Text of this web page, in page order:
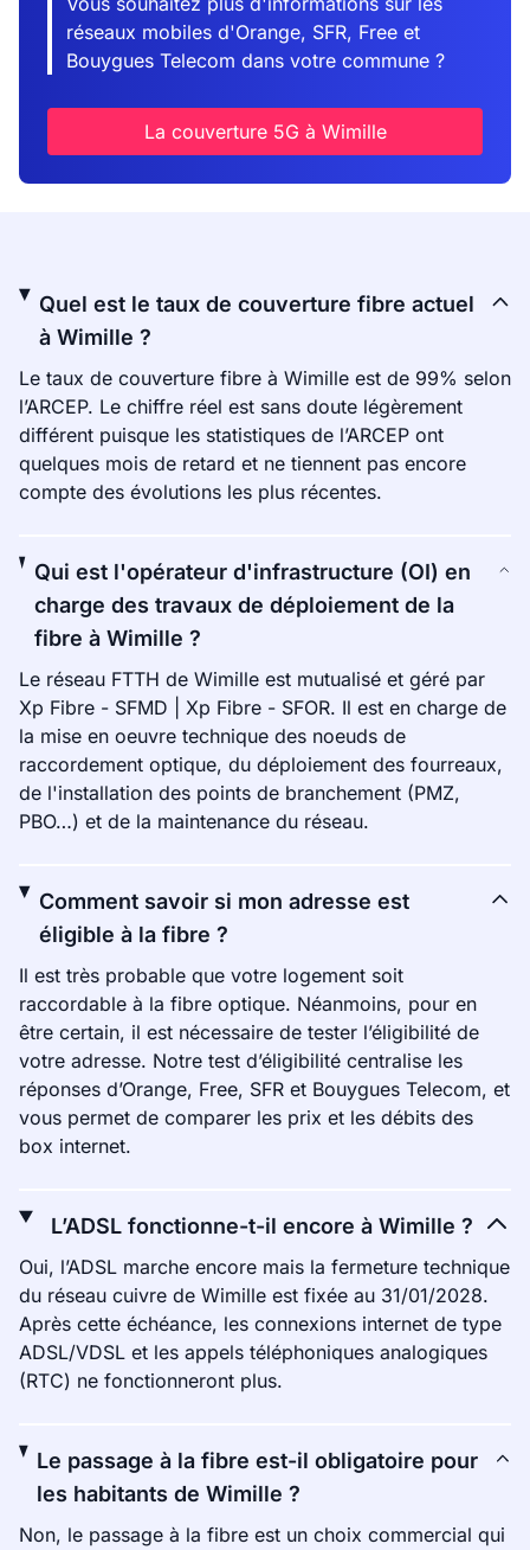
réseaux mobiles d'Orange, SFR, Free et
Bouygues Telecom dans votre commune ?
La couverture 5G à Wimille
Quel est le taux de couverture fibre actuel
à Wimille ?
Le taux de couverture fibre à Wimille est de 99% selon
l’ARCEP. Le chiffre réel est sans doute légèrement
différent puisque les statistiques de l’ARCEP ont
quelques mois de retard et ne tiennent pas encore
compte des évolutions les plus récentes.
Qui est l'opérateur d'infrastructure (OI) en
charge des travaux de déploiement de la
fibre à Wimille ?
Le réseau FTTH de Wimille est mutualisé et géré par
Xp Fibre - SFMD | Xp Fibre - SFOR. Il est en charge de
la mise en oeuvre technique des noeuds de
raccordement optique, du déploiement des fourreaux,
de l'installation des points de branchement (PMZ,
PBO…) et de la maintenance du réseau.
Comment savoir si mon adresse est
éligible à la fibre ?
Il est très probable que votre logement soit
raccordable à la fibre optique. Néanmoins, pour en
être certain, il est nécessaire de tester l’éligibilité de
votre adresse. Notre test d’éligibilité centralise les
réponses d’Orange, Free, SFR et Bouygues Telecom, et
vous permet de comparer les prix et les débits des
box internet.
L’ADSL fonctionne-t-il encore à Wimille ?
Oui, l’ADSL marche encore mais la fermeture technique
du réseau cuivre de Wimille est fixée au 31/01/2028.
Après cette échéance, les connexions internet de type
ADSL/VDSL et les appels téléphoniques analogiques
(RTC) ne fonctionneront plus.
Le passage à la fibre est-il obligatoire pour
les habitants de Wimille ?
Non, le passage à la fibre est un choix commercial qui